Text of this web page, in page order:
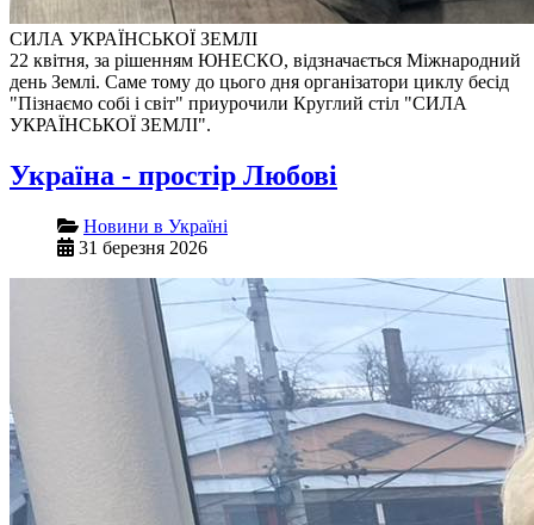
СИЛА УКРАЇНСЬКОЇ ЗЕМЛІ
22 квітня, за рішенням ЮНЕСКО, відзначається Міжнародний
день Землі. Саме тому до цього дня організатори циклу бесід
"Пізнаємо собі і світ" приурочили Круглий стіл "СИЛА
УКРАЇНСЬКОЇ ЗЕМЛІ".
Україна - простір Любові
Новини в Україні
31 березня 2026